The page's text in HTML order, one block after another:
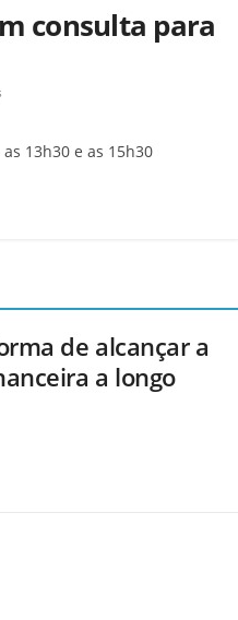
consulta para
13h30 e as 15h30
de alcançar a
a longo